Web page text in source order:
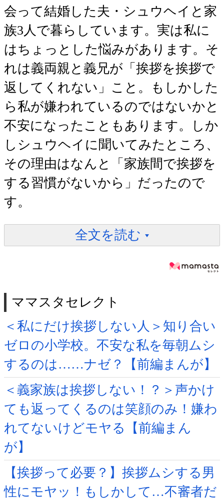
会って結婚した夫・シュウヘイと家
族3人で暮らしています。実は私に
はちょっとした悩みがあります。そ
れは義両親と義兄が「挨拶を挨拶で
返してくれない」こと。もしかした
ら私が嫌われているのではないかと
不安になったこともあります。しか
しシュウヘイに聞いてみたところ、
その理由はなんと「家族間で挨拶を
する習慣がないから」だったので
す。
全文を読む
ママスタセレクト
＜私にだけ挨拶しない人＞知り合い
ゼロの小学校。不安な私を毎朝ムシ
するのは……ナゼ？【前編まんが】
＜義家族は挨拶しない！？＞声かけ
ても返ってくるのは笑顔のみ！嫌わ
れてないけどモヤる【前編まん
が】
【挨拶って必要？】挨拶ムシする男
性にモヤッ！もしかして…不審者だ